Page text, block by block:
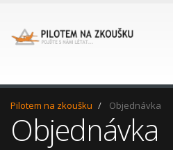
Pilotem na zkoušku Objednávka
Objednávka